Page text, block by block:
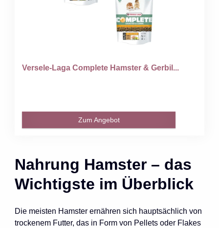
Versele-Laga Complete Hamster & Gerbil...
Zum Angebot
Nahrung Hamster – das
Wichtigste im Überblick
Die meisten Hamster ernähren sich hauptsächlich von
trockenem Futter, das in Form von Pellets oder Flakes